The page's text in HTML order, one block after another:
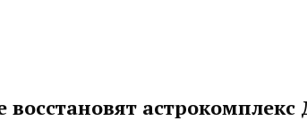
восстановят